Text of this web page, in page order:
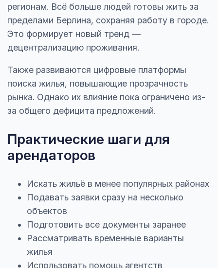
регионам. Всё больше людей готовы жить за
пределами Берлина, сохраняя работу в городе.
Это формирует новый тренд —
децентрализацию проживания.
Также развиваются цифровые платформы
поиска жилья, повышающие прозрачность
рынка. Однако их влияние пока ограничено из-
за общего дефицита предложений.
Практические шаги для
арендаторов
Искать жильё в менее популярных районах
Подавать заявки сразу на несколько
объектов
Подготовить все документы заранее
Рассматривать временные варианты
жилья
Использовать помощь агентств